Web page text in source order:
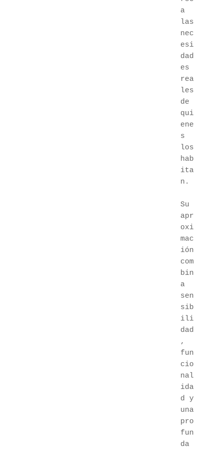
a
las
nec
esi
dad
es
rea
les
de
qui
ene
s
los
hab
ita
n.
Su
apr
oxi
mac
ión
com
bin
a
sen
sib
ili
dad
,
fun
cio
nal
ida
d y
una
pro
fun
da